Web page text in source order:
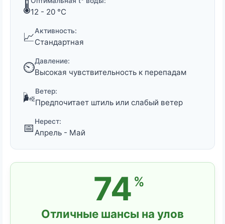
🌡️12 - 20 °C
📈Активность:
Стандартная
⏲️Давление:
Высокая чувствительность к перепадам
🌬️Ветер:
Предпочитает штиль или слабый ветер
📅 Нерест:
Апрель - Май
74 %
Отличные шансы на улов